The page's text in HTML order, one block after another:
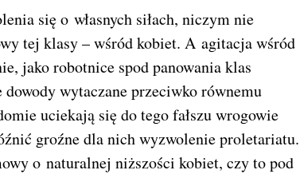
się o własnych siłach, niczym nie
tej klasy – wśród kobiet. A agitacja wśród
jako robotnice spod panowania klas
wytaczane przeciwko równemu
uciekają się do tego fałszu wrogowie
groźne dla nich wyzwolenie proletariatu.
o naturalnej niższości kobiet, czy to pod